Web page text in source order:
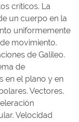
críticos. La
un cuerpo en la
uniformemente
movimiento.
de Galileo.
de
en el plano y en
Vectores.
Velocidad